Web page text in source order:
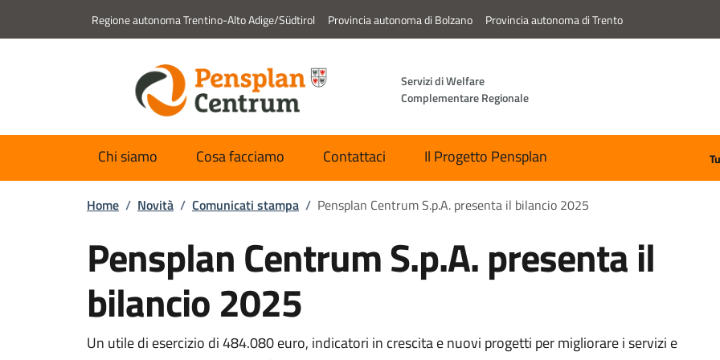
Regione autonoma Trentino-Alto Adige/Südtirol Provincia autonoma di Bolzano Provincia autonoma di Trento
Servizi di Welfare
Complementare Regionale
Chi siamo Cosa facciamo Contattaci Il Progetto Pensplan
Home / Novità / Comunicati stampa / Pensplan Centrum S.p.A. presenta il bilancio 2025
Pensplan Centrum S.p.A. presenta il
bilancio 2025
Dettagli della novità
Un utile di esercizio di 484.080 euro, indicatori in crescita e nuovi progetti per migliorare i servizi e